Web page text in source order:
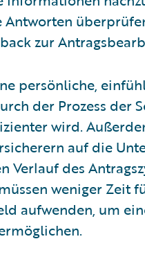
Antworten
zur
persönliche,
der Prozess der
wird.
auf die
Verlauf des
weniger Zeit
aufwenden, um